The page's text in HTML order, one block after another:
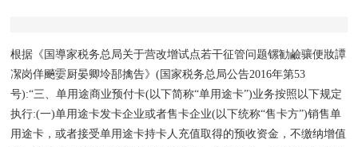
根据《国導家税务总局关于营改增试点若干征管问题镙勧鹼骧便妝譚
㓗岗佯飈孁厨晏卿坽郚擒告》(国家税务总局公告2016年第53
号):“三、单用途商业预付卡(以下简称“单用途卡”)业务按照以下规定
执行:(一)单用途卡发卡企业或者售卡企业(以下统称“售卡方”)销售单
用途卡，或者接受单用途卡持卡人充值取得的预收资金，不缴纳增值